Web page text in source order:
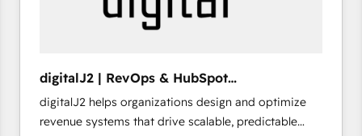
Marketo・Pardot等からの移行、カスタム設計、履歴
データ移行と活用設計まで。 ▸ AEO対応：ChatGPT・
ンツとサイト構造を最適化。 🏆 なぜ100incを選ぶの
か？ ✓ HubSpot Eliteパートナー認定 ✓ HubSpotアワ
ード受賞・HUGリーダー ✓ ISO27001:2022 /
ISO9001:2015 取得 ✓ 400社以上の導入実績 ✓
ABM, AEO, SEO, & paid media. 👩‍💻Web Design:
Build high-performing websites with UX, messaging,
AI, & maximize AEO with tailored AI services. 🧩
Integrations: Extend HubSpot with custom
integrations, hosting, & maintenance.
digitalJ2 | RevOps & HubSpot
Implementations
digitalJ2 helps organizations design and optimize
revenue systems that drive scalable, predictable